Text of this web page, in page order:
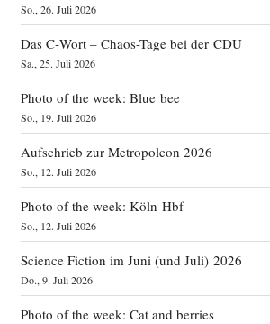
So., 26. Juli 2026
Das C‑Wort – Chaos-Tage bei der CDU
Sa., 25. Juli 2026
Photo of the week: Blue bee
So., 19. Juli 2026
Aufschrieb zur Metropolcon 2026
So., 12. Juli 2026
Photo of the week: Köln Hbf
So., 12. Juli 2026
Science Fiction im Juni (und Juli) 2026
Do., 9. Juli 2026
Photo of the week: Cat and berries